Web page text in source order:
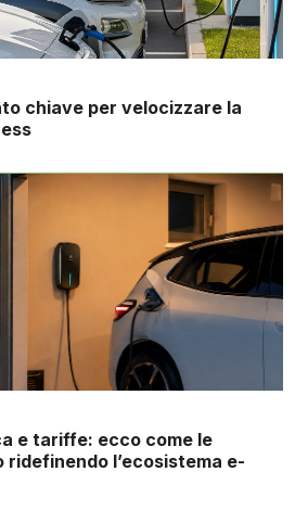
chiave per velocizzare la
e tariffe: ecco come le
l’ecosistema e-